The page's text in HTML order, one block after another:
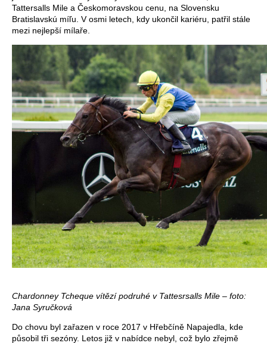
Tattersalls Mile a Českomoravskou cenu, na Slovensku
Bratislavskú míľu. V osmi letech, kdy ukončil kariéru, patřil stále
mezi nejlepší mílaře.
Chardonney Tcheque vítězí podruhé v Tattesrsalls Mile – foto:
Jana Syručková
Do chovu byl zařazen v roce 2017 v Hřebčíně Napajedla, kde
působil tři sezóny. Letos již v nabídce nebyl, což bylo zřejmě